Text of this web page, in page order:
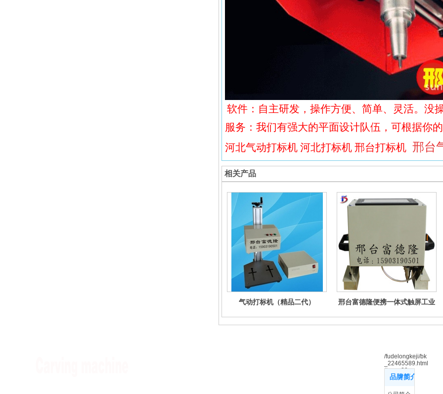
软件：自主研发，操作方便、简单、灵活。没
服务：我们有强大的平面设计队伍，可根据你
河北气动打标机 河北打标机 邢台打标机 邢台
相关产品
气动打标机（精品二代）
邢台富德隆便携一体式触屏工业
品牌简介
更多
/fudelongkeji/bk
_22465589.html
#row_20
?品牌简介